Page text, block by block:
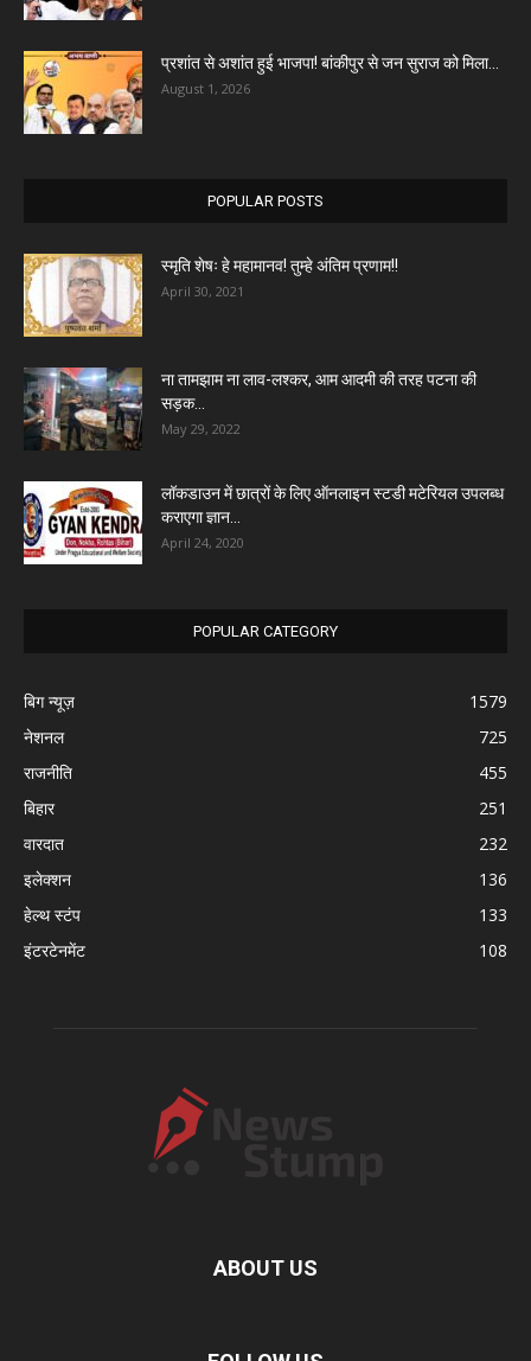
प्रशांत से अशांत हुई भाजपा! बांकीपुर से जन सुराज को मिला...
August 1, 2026
POPULAR POSTS
स्मृति शेषः हे महामानव! तुम्हे अंतिम प्रणाम!!
April 30, 2021
ना तामझाम ना लाव-लश्कर, आम आदमी की तरह पटना की
सड़क...
May 29, 2022
लॉकडाउन में छात्रों के लिए ऑनलाइन स्टडी मटेरियल उपलब्ध
कराएगा ज्ञान...
April 24, 2020
POPULAR CATEGORY
बिग न्यूज़
1579
नेशनल
725
राजनीति
455
बिहार
251
वारदात
232
इलेक्शन
136
हेल्थ स्टंप
133
इंटरटेनमेंट
108
ABOUT US